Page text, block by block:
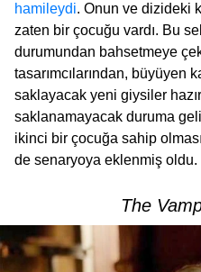
hamileydi. Onun ve dizideki
zaten bir çocuğu vardı. Bu
durumundan bahsetmeye
tasarımcılarından, büyüyen
saklayacak yeni giysiler
saklanamayacak duruma
ikinci bir çocuğa sahip
de senaryoya eklenmiş oldu.
The